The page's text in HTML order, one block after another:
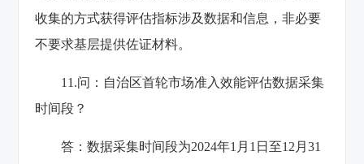
收集的方式获得评估指标涉及数据和信息，非必要
不要求基层提供佐证材料。
11.问：自治区首轮市场准入效能评估数据采集
时间段？
答：数据采集时间段为2024年1月1日至12月31